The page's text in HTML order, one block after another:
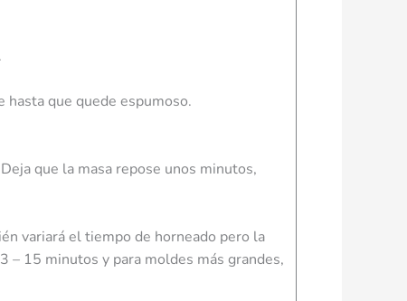
hasta que quede espumoso.
que la masa repose unos minutos,
variará el tiempo de horneado pero la
– 15 minutos y para moldes más grandes,